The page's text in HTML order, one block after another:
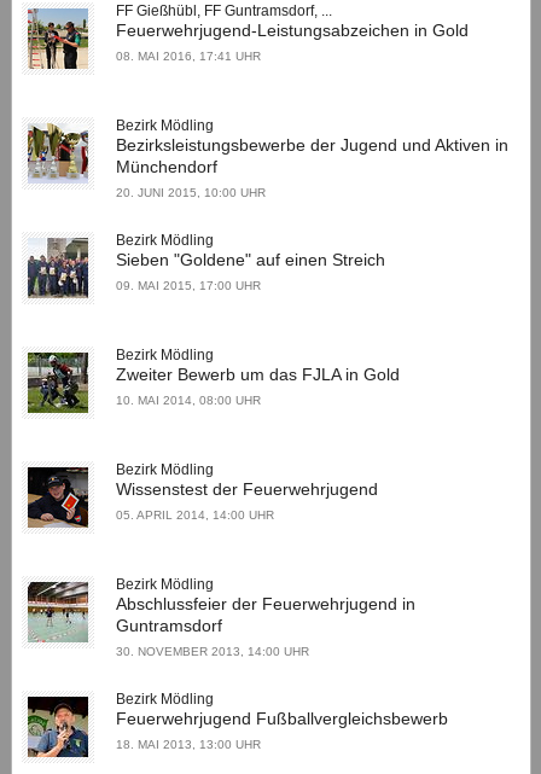
FF Gießhübl, FF Guntramsdorf, ...
Feuerwehrjugend-Leistungsabzeichen in Gold
08. MAI 2016, 17:41 UHR
Bezirk Mödling
Bezirksleistungsbewerbe der Jugend und Aktiven in
Münchendorf
20. JUNI 2015, 10:00 UHR
Bezirk Mödling
Sieben "Goldene" auf einen Streich
09. MAI 2015, 17:00 UHR
Bezirk Mödling
Zweiter Bewerb um das FJLA in Gold
10. MAI 2014, 08:00 UHR
Bezirk Mödling
Wissenstest der Feuerwehrjugend
05. APRIL 2014, 14:00 UHR
Bezirk Mödling
Abschlussfeier der Feuerwehrjugend in
Guntramsdorf
30. NOVEMBER 2013, 14:00 UHR
Bezirk Mödling
Feuerwehrjugend Fußballvergleichsbewerb
18. MAI 2013, 13:00 UHR